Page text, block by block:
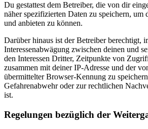
Du gestattest dem Betreiber, die von dir
näher spezifizierten Daten zu speichern, um
und anbieten zu können.
Darüber hinaus ist der Betreiber berechtigt,
Interessenabwägung zwischen deinen und
den Interessen Dritter, Zeitpunkte von
zusammen mit deiner IP-Adresse und der
übermittelter Browser-Kennung zu
Gefahrenabwehr oder zur rechtlichen
ist.
Regelungen bezüglich der